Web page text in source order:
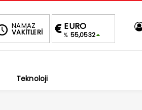
NAMAZ
VAKİTLERİ
EURO
% 55,0532 %0,19
Teknoloji